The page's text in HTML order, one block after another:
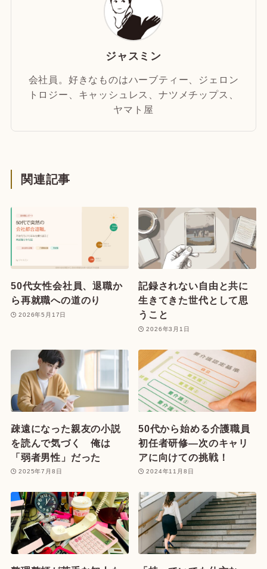
ジャスミン
会社員。好きなものはハーブティー、ジェロン
トロジー、キャッシュレス、ナツメチップス、
ヤマト屋
関連記事
50代女性会社員、退職か
ら再就職への道のり
2026年5月17日
記録されない自由と共に
生きてきた世代として思
うこと
2026年3月1日
疎遠になった親友の小説
を読んで気づく 俺は
「弱者男性」だった
2025年7月8日
50代から始める介護職員
初任者研修—次のキャリ
アに向けての挑戦！
2024年11月8日